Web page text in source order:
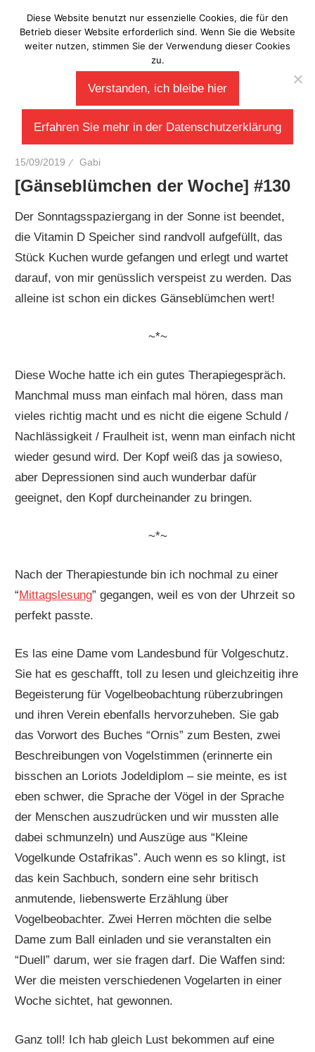
Inhalt
springen
Laberladen
15/09/2019 Gabi
[Gänseblümchen der Woche] #130
Der Sonntagsspaziergang in der Sonne ist beendet,
die Vitamin D Speicher sind randvoll aufgefüllt, das
Stück Kuchen wurde gefangen und erlegt und wartet
darauf, von mir genüsslich verspeist zu werden. Das
alleine ist schon ein dickes Gänseblümchen wert!
~*~
Diese Woche hatte ich ein gutes Therapiegespräch.
Manchmal muss man einfach mal hören, dass man
vieles richtig macht und es nicht die eigene Schuld /
Nachlässigkeit / Fraulheit ist, wenn man einfach nicht
wieder gesund wird. Der Kopf weiß das ja sowieso,
aber Depressionen sind auch wunderbar dafür
geeignet, den Kopf durcheinander zu bringen.
~*~
Nach der Therapiestunde bin ich nochmal zu einer
“Mittagslesung” gegangen, weil es von der Uhrzeit so
perfekt passte.
Es las eine Dame vom Landesbund für Volgeschutz.
Sie hat es geschafft, toll zu lesen und gleichzeitig ihre
Begeisterung für Vogelbeobachtung rüberzubringen
und ihren Verein ebenfalls hervorzuheben. Sie gab
das Vorwort des Buches “Ornis” zum Besten, zwei
Beschreibungen von Vogelstimmen (erinnerte ein
bisschen an Loriots Jodeldiplom – sie meinte, es ist
eben schwer, die Sprache der Vögel in der Sprache
der Menschen auszudrücken und wir mussten alle
dabei schmunzeln) und Auszüge aus “Kleine
Vogelkunde Ostafrikas”. Auch wenn es so klingt, ist
das kein Sachbuch, sondern eine sehr britisch
anmutende, liebenswerte Erzählung über
Vogelbeobachter. Zwei Herren möchten die selbe
Dame zum Ball einladen und sie veranstalten ein
“Duell” darum, wer sie fragen darf. Die Waffen sind:
Wer die meisten verschiedenen Vogelarten in einer
Woche sichtet, hat gewonnen.
Ganz toll! Ich hab gleich Lust bekommen auf eine
Diese Website benutzt nur essenzielle Cookies, die für den
Betrieb dieser Website erforderlich sind. Wenn Sie die Website
weiter nutzen, stimmen Sie der Verwendung dieser Cookies
zu.
Verstanden, ich bleibe hier
Erfahren Sie mehr in der Datenschutzerklärung